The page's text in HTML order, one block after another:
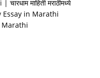
माहिती मराठीमध्ये
Essay in Marathi
Marathi